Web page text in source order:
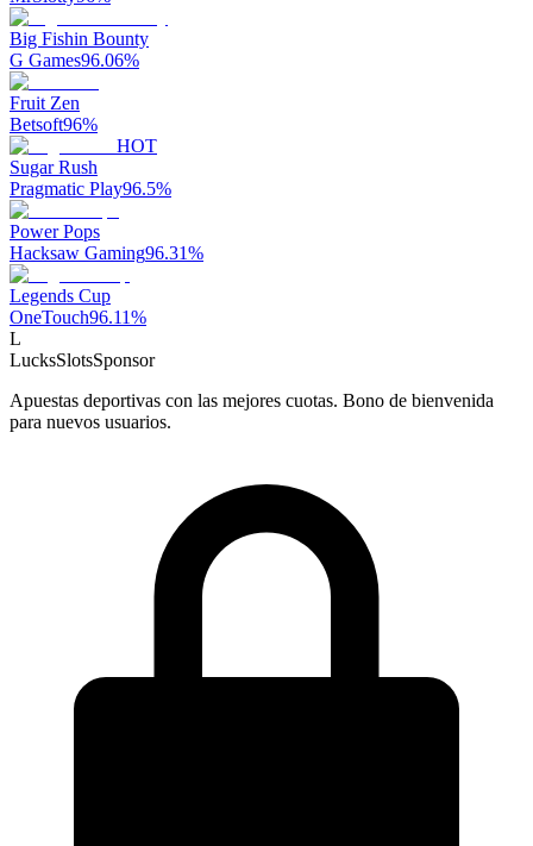
Big Fishin Bounty
G Games96.06%
Fruit Zen
Betsoft96%
HOT
Sugar Rush
Pragmatic Play96.5%
Power Pops
Hacksaw Gaming96.31%
Legends Cup
OneTouch96.11%
L
LucksSlotsSponsor
Apuestas deportivas con las mejores cuotas. Bono de bienvenida
para nuevos usuarios.